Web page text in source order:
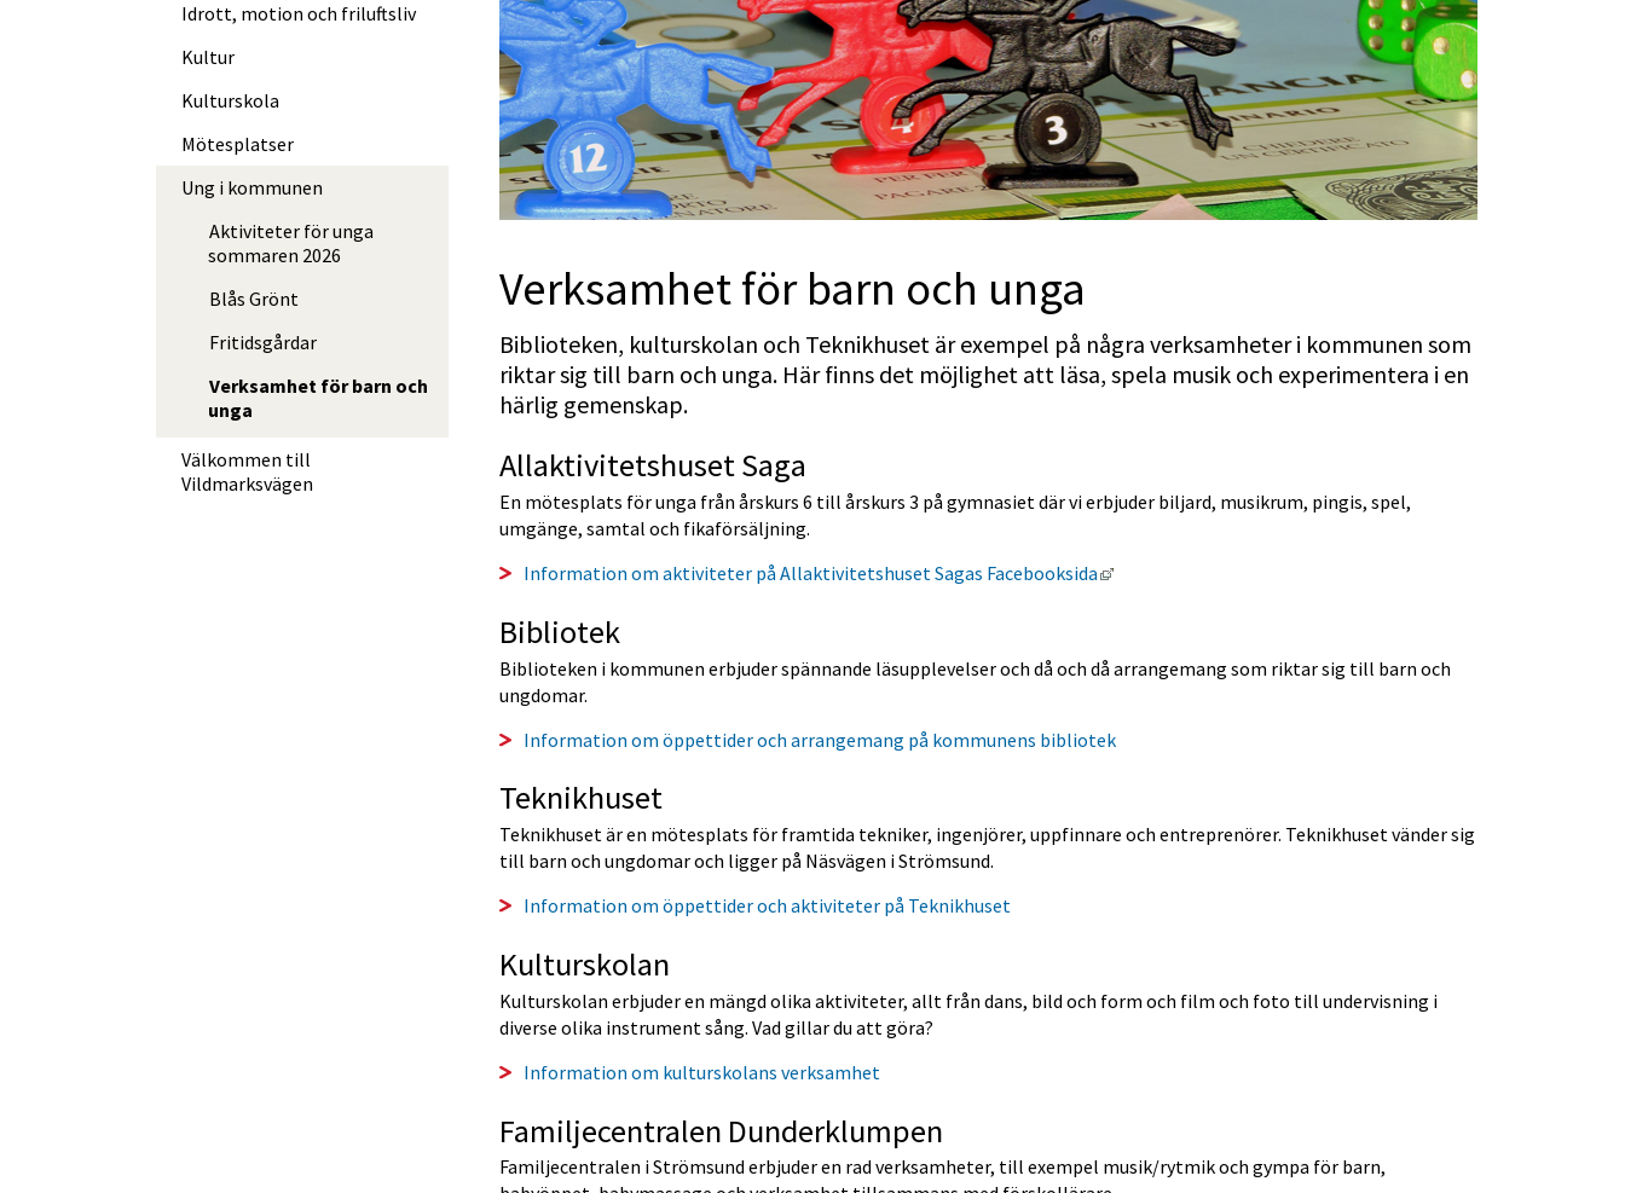
Verksamhet för barn och unga
Biblioteken, kulturskolan och Teknikhuset är exempel på några verksamheter i kommunen som
riktar sig till barn och unga. Här finns det möjlighet att läsa, spela musik och experimentera i en
härlig gemenskap.
Allaktivitetshuset Saga
En mötesplats för unga från årskurs 6 till årskurs 3 på gymnasiet där vi erbjuder biljard, musikrum, pingis, spel,
umgänge, samtal och fikaförsäljning.
Information om aktiviteter på Allaktivitetshuset Sagas Facebooksida
Länk till annan webbplats, öppnas i nytt fönster.
Bibliotek
Biblioteken i kommunen erbjuder spännande läsupplevelser och då och då arrangemang som riktar sig till barn och
ungdomar.
Information om öppettider och arrangemang på kommunens bibliotek
Teknikhuset
Teknikhuset är en mötesplats för framtida tekniker, ingenjörer, uppfinnare och entreprenörer. Teknikhuset vänder sig
till barn och ungdomar och ligger på Näsvägen i Strömsund.
Information om öppettider och aktiviteter på Teknikhuset
Kulturskolan
Kulturskolan erbjuder en mängd olika aktiviteter, allt från dans, bild och form och film och foto till undervisning i
diverse olika instrument sång. Vad gillar du att göra?
Information om kulturskolans verksamhet
Familjecentralen Dunderklumpen
Familjecentralen i Strömsund erbjuder en rad verksamheter, till exempel musik/rytmik och gympa för barn,
Idrott, motion och friluftsliv
Kultur
Kulturskola
Mötesplatser
Ung i kommunen
Aktiviteter för unga
sommaren 2026
Blås Grönt
Fritidsgårdar
Verksamhet för barn och
unga
Välkommen till
Vildmarksvägen